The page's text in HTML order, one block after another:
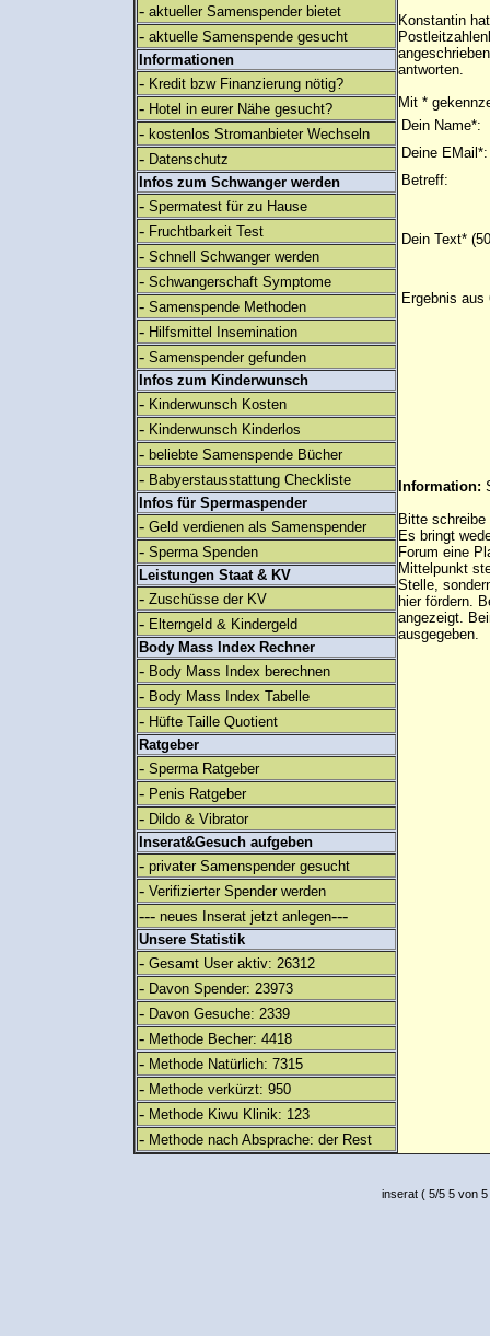
- aktueller Samenspender bietet
- aktuelle Samenspende gesucht
Informationen
- Kredit bzw Finanzierung nötig?
- Hotel in eurer Nähe gesucht?
- kostenlos Stromanbieter Wechseln
- Datenschutz
Infos zum Schwanger werden
- Spermatest für zu Hause
- Fruchtbarkeit Test
- Schnell Schwanger werden
- Schwangerschaft Symptome
- Samenspende Methoden
- Hilfsmittel Insemination
- Samenspender gefunden
Infos zum Kinderwunsch
- Kinderwunsch Kosten
- Kinderwunsch Kinderlos
- beliebte Samenspende Bücher
- Babyerstausstattung Checkliste
Infos für Spermaspender
- Geld verdienen als Samenspender
- Sperma Spenden
Leistungen Staat & KV
- Zuschüsse der KV
- Elterngeld & Kindergeld
Body Mass Index Rechner
- Body Mass Index berechnen
- Body Mass Index Tabelle
- Hüfte Taille Quotient
Ratgeber
- Sperma Ratgeber
- Penis Ratgeber
- Dildo & Vibrator
Inserat&Gesuch aufgeben
- privater Samenspender gesucht
- Verifizierter Spender werden
--- neues Inserat jetzt anlegen---
Unsere Statistik
- Gesamt User aktiv: 26312
- Davon Spender: 23973
- Davon Gesuche: 2339
- Methode Becher: 4418
- Methode Natürlich: 7315
- Methode verkürzt: 950
- Methode Kiwu Klinik: 123
- Methode nach Absprache: der Rest
Konstantin
antworten.
Mit *
Dein Name*:
Deine EMail*:
Betreff:
Dein Text*
Ergebnis aus
Information:
Bitte
Es bringt
Forum eine
Mittelpunkt
Stelle,
hier fördern.
angezeigt.
ausgegeben.
inserat( 5/5 5 von 5